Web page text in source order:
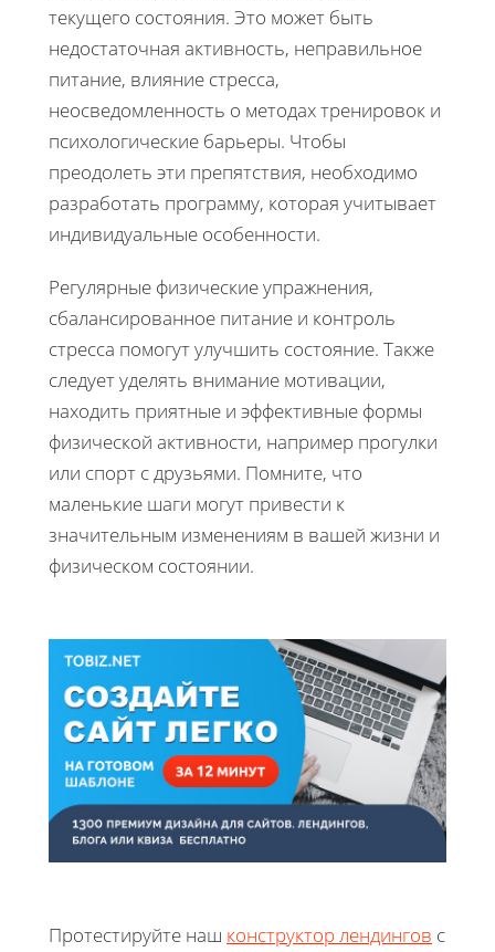
текущего состояния. Это может быть
недостаточная активность, неправильное
питание, влияние стресса,
неосведомленность о методах тренировок и
психологические барьеры. Чтобы
преодолеть эти препятствия, необходимо
разработать программу, которая учитывает
индивидуальные особенности.
Регулярные физические упражнения,
сбалансированное питание и контроль
стресса помогут улучшить состояние. Также
следует уделять внимание мотивации,
находить приятные и эффективные формы
физической активности, например прогулки
или спорт с друзьями. Помните, что
маленькие шаги могут привести к
значительным изменениям в вашей жизни и
физическом состоянии.
Протестируйте наш конструктор лендингов с